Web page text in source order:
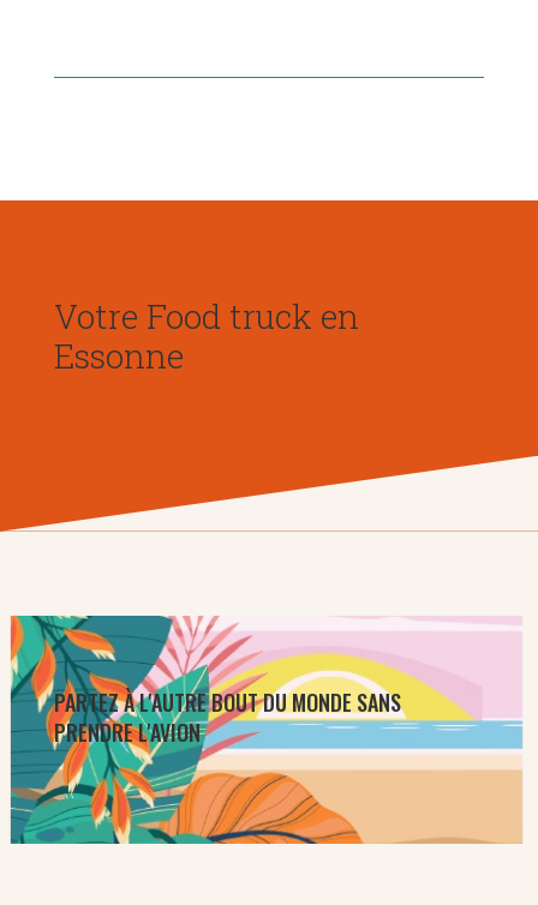
Votre Food truck en
Essonne
PARTEZ À L'AUTRE BOUT DU MONDE SANS
PRENDRE L'AVION